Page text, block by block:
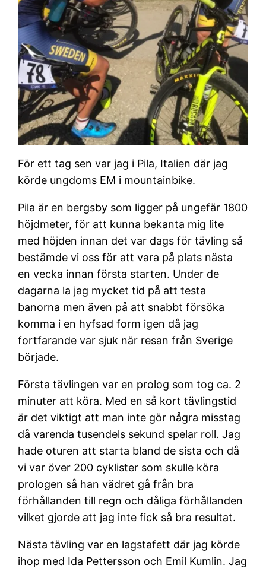
För ett tag sen var jag i Pila, Italien där jag
körde ungdoms EM i mountainbike.
Pila är en bergsby som ligger på ungefär 1800
höjdmeter, för att kunna bekanta mig lite
med höjden innan det var dags för tävling så
bestämde vi oss för att vara på plats nästa
en vecka innan första starten. Under de
dagarna la jag mycket tid på att testa
banorna men även på att snabbt försöka
komma i en hyfsad form igen då jag
fortfarande var sjuk när resan från Sverige
började.
Första tävlingen var en prolog som tog ca. 2
minuter att köra. Med en så kort tävlingstid
är det viktigt att man inte gör några misstag
då varenda tusendels sekund spelar roll. Jag
hade oturen att starta bland de sista och då
vi var över 200 cyklister som skulle köra
prologen så han vädret gå från bra
förhållanden till regn och dåliga förhållanden
vilket gjorde att jag inte fick så bra resultat.
Nästa tävling var en lagstafett där jag körde
ihop med Ida Pettersson och Emil Kumlin. Jag